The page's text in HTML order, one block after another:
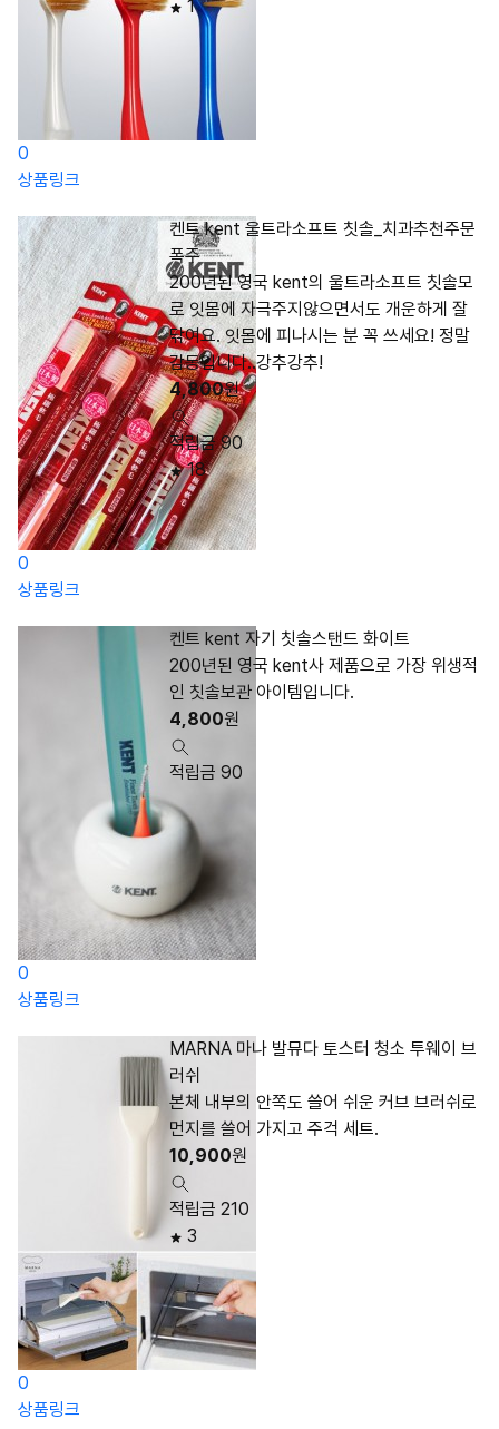
0
1
상품링크
0
켄트 kent 울트라소프트 칫솔_치과추천주문
폭주
200년된 영국 kent의 울트라소프트 칫솔모
로 잇몸에 자극주지않으면서도 개운하게 잘
닦여요. 잇몸에 피나시는 분 꼭 쓰세요! 정말
감동입니다..강추강추!
4,800원
적립금 90
18
상품링크
0
켄트 kent 자기 칫솔스탠드 화이트
200년된 영국 kent사 제품으로 가장 위생적
인 칫솔보관 아이템입니다.
4,800원
적립금 90
상품링크
0
MARNA 마나 발뮤다 토스터 청소 투웨이 브
러쉬
본체 내부의 안쪽도 쓸어 쉬운 커브 브러쉬로
먼지를 쓸어 가지고 주걱 세트.
10,900원
적립금 210
3
상품링크